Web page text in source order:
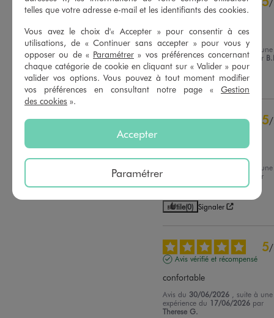
3étoiles
1
1étoile 0
Trier les avis
Avis vérifié et récompensé
Très confortable
Avis du 27/07/2026 , suite à une
expérience du15/07/2026 par
Utile(0) Signaler
5/
Parfait
, suite à une
par
Sophie B.
Utile(0) Signaler
5/
Avis vérifié et récompensé
confortable
Avis du 30/06/2026
, suite à une
expérience du 17/06/2026 par
Therese G.
telles que votre adresse e-mail et les identifiants des cookies.
Vous avez le choix d'« Accepter » pour consentir à ces
utilisations, de « Continuer sans accepter » pour vous y
opposer ou de « Paramétrer » vos préférences concernant
chaque catégorie de cookie en cliquant sur « Valider » pour
valider vos options. Vous pouvez à tout moment modifier
vos préférences en consultant notre page « Gestion
des cookies ».
Accepter
Paramétrer